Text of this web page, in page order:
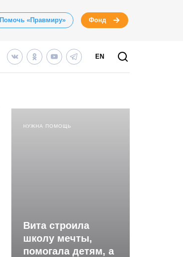
Помочь «Правмиру» Фонд
EN
НУЖНА ПОМОЩЬ
Вита строила
школу мечты,
помогала детям, а